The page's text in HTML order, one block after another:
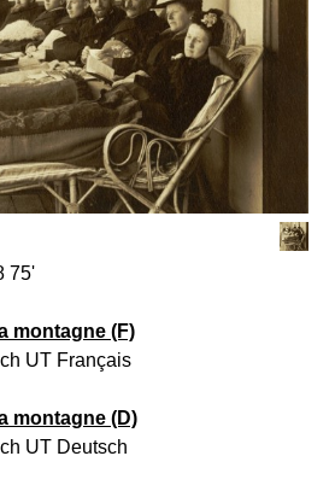
75'
montagne (F)
UT Français
montagne (D)
UT Deutsch